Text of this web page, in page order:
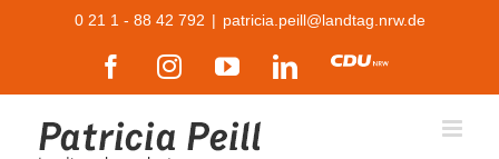
0 21 1 - 88 42 792 | patricia.peill@landtag.nrw.de
FacebookInstagramYouTubeLinkedIn
CDU